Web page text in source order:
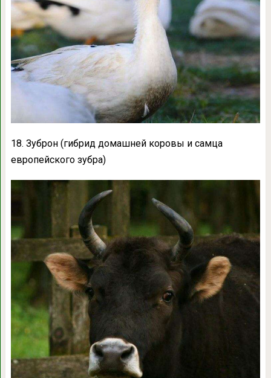
18. Зуброн (гибрид домашней коровы и самца
европейского зубра)